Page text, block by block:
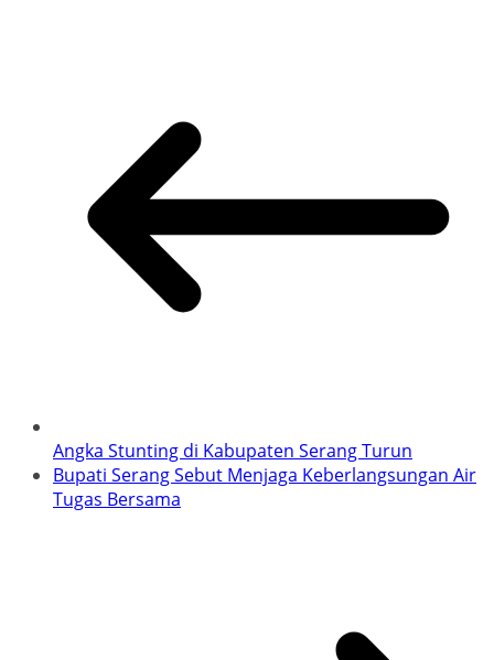
Angka Stunting di Kabupaten Serang Turun
Bupati Serang Sebut Menjaga Keberlangsungan Air
Tugas Bersama